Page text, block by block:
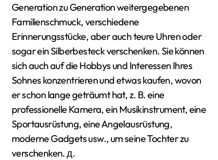
Generation zu Generation weitergegebenen
Familienschmuck, verschiedene
Erinnerungsstücke, aber auch teure Uhren oder
sogar ein Silberbesteck verschenken. Sie können
sich auch auf die Hobbys und Interessen Ihres
Sohnes konzentrieren und etwas kaufen, wovon
er schon lange geträumt hat, z. B. eine
professionelle Kamera, ein Musikinstrument, eine
Sportausrüstung, eine Angelausrüstung,
moderne Gadgets usw., um seine Tochter zu
verschenken. д.